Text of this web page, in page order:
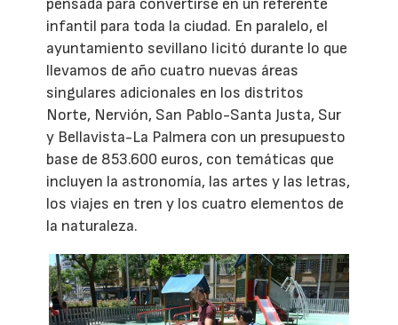
pensada para convertirse en un referente
infantil para toda la ciudad. En paralelo, el
ayuntamiento sevillano licitó durante lo que
llevamos de año cuatro nuevas áreas
singulares adicionales en los distritos
Norte, Nervión, San Pablo-Santa Justa, Sur
y Bellavista-La Palmera con un presupuesto
base de 853.600 euros, con temáticas que
incluyen la astronomía, las artes y las letras,
los viajes en tren y los cuatro elementos de
la naturaleza.